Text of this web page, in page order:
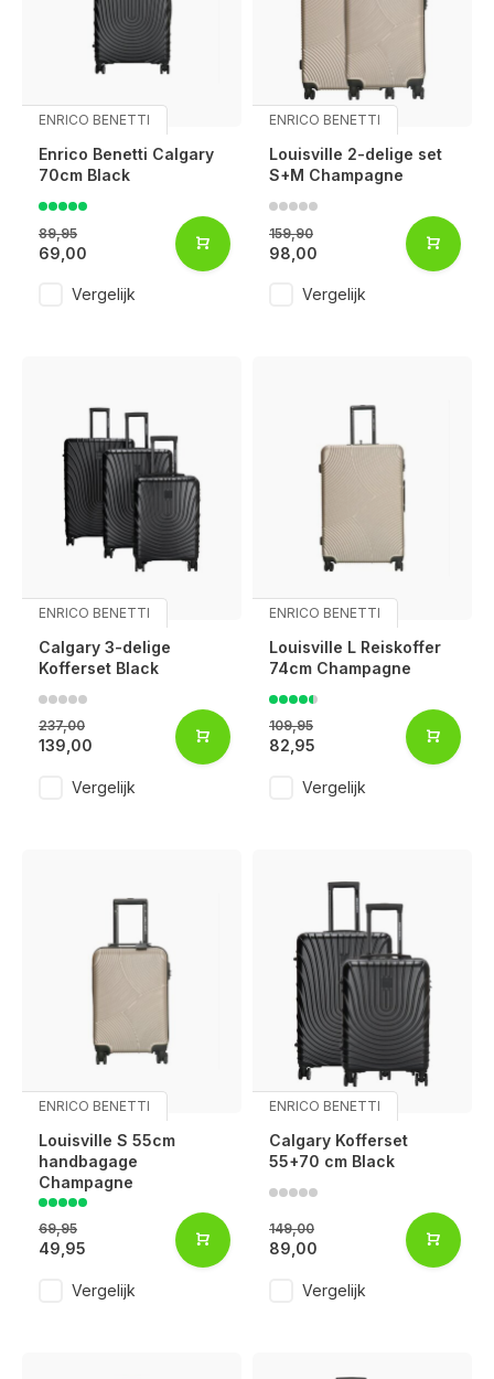
ENRICO BENETTI
Enrico Benetti Calgary
70cm Black
89,95
69,00
Vergelijk
ENRICO BENETTI
Louisville 2-delige set
S+M Champagne
159,90
98,00
Vergelijk
ENRICO BENETTI
Calgary 3-delige
Kofferset Black
237,00
139,00
Vergelijk
ENRICO BENETTI
Louisville L Reiskoffer
74cm Champagne
109,95
82,95
Vergelijk
ENRICO BENETTI
Louisville S 55cm
handbagage
Champagne
69,95
49,95
Vergelijk
ENRICO BENETTI
Calgary Kofferset
55+70 cm Black
149,00
89,00
Vergelijk